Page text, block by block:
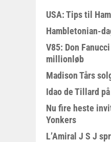
USA: Tips til
Hambletonian-
V85: Don
millionløb
Madison Tårs
Idao de Tillard
Nu fire heste
Yonkers
L’Amiral J S J